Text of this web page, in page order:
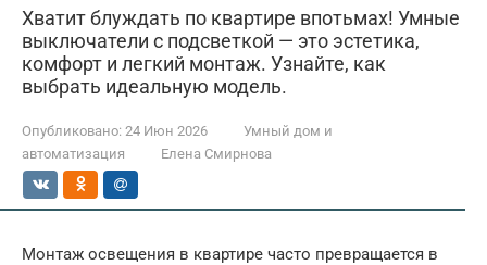
Хватит блуждать по квартире впотьмах! Умные
выключатели с подсветкой — это эстетика,
комфорт и легкий монтаж. Узнайте, как
выбрать идеальную модель.
Опубликовано: 24 Июн 2026
Умный дом и
автоматизация
Елена Смирнова
Монтаж освещения в квартире часто превращается в